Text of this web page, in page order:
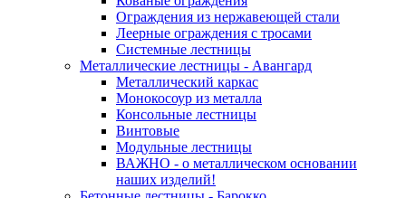
Ограждения из нержавеющей стали
Леерные ограждения с тросами
Системные лестницы
Металлические лестницы - Авангард
Металлический каркас
Монокосоур из металла
Консольные лестницы
Винтовые
Модульные лестницы
ВАЖНО - о металлическом основании
наших изделий!